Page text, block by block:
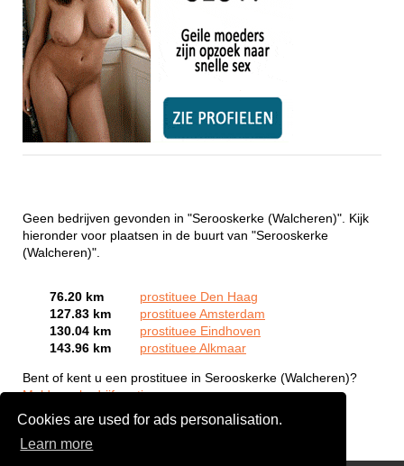
Cookies are used for ads personalisation.
Learn more
Geen bedrijven gevonden in "Serooskerke (Walcheren)". Kijk
hieronder voor plaatsen in de buurt van "Serooskerke
(Walcheren)".
76.20 km
prostituee Den Haag
127.83 km
prostituee Amsterdam
130.04 km
prostituee Eindhoven
143.96 km
prostituee Alkmaar
Bent of kent u een prostituee in Serooskerke (Walcheren)?
Meld een bedrijf gratis aan